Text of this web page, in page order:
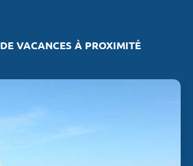
VACANCES À PROXIMITÉ